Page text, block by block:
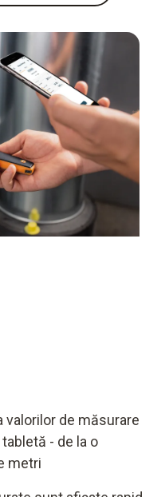
valorilor de măsurare
- de la o
metri